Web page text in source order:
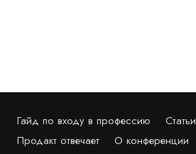
Гайд по входу в профессию Статьи
Продакт отвечает
О конференции